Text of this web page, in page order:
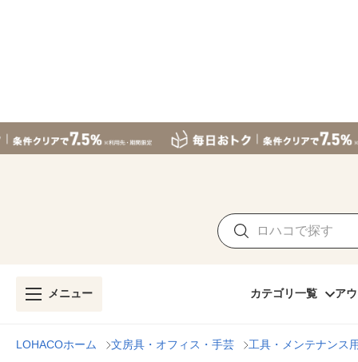
メニュー カテゴリ一覧 ア
LOHACOホーム 文房具・オフィス・手芸 工具・メンテナンス